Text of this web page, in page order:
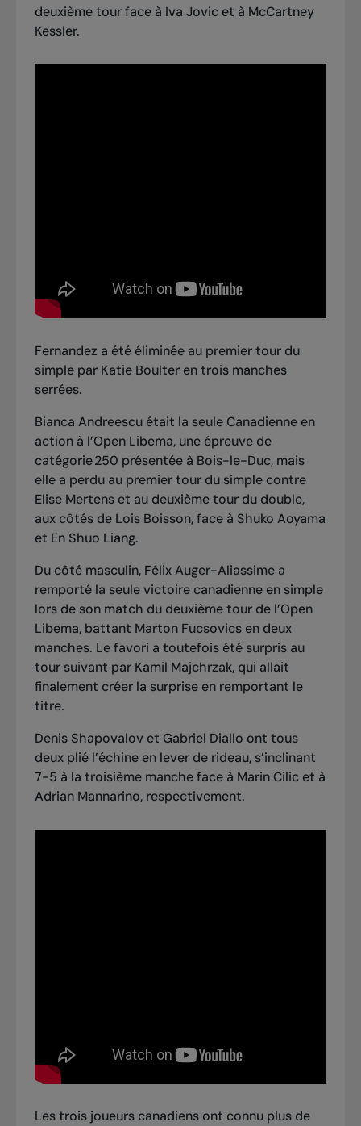
deuxième tour face à Iva Jovic et à McCartney
Kessler.
Fernandez a été éliminée au premier tour du
simple par Katie Boulter en trois manches
serrées.
Bianca Andreescu était la seule Canadienne en
action à l’Open Libema, une épreuve de
catégorie 250 présentée à Bois-le-Duc, mais
elle a perdu au premier tour du simple contre
Elise Mertens et au deuxième tour du double,
aux côtés de Lois Boisson, face à Shuko Aoyama
et En Shuo Liang.
Du côté masculin, Félix Auger-Aliassime a
remporté la seule victoire canadienne en simple
lors de son match du deuxième tour de l’Open
Libema, battant Marton Fucsovics en deux
manches. Le favori a toutefois été surpris au
tour suivant par Kamil Majchrzak, qui allait
finalement créer la surprise en remportant le
titre.
Denis Shapovalov et Gabriel Diallo ont tous
deux plié l’échine en lever de rideau, s’inclinant
7-5 à la troisième manche face à Marin Cilic et à
Adrian Mannarino, respectivement.
Les trois joueurs canadiens ont connu plus de